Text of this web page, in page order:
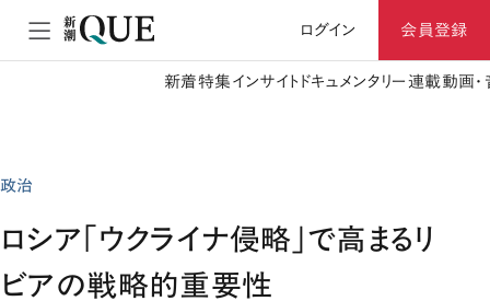
ログイン 会員登録
新着特集 インサイト ドキュメンタリー 連載動画
政治
ロシア「ウクライナ侵略」で高まるリ
ビアの戦略的重要性